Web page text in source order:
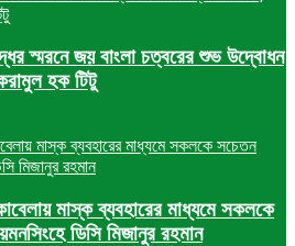
স্মরনে জয় বাংলা চত্বরের শুভ উদ্বোধন
হক টিটু
মাস্ক ব্যবহারের মাধ্যমে সকলকে
ডিসি মিজানুর রহমান